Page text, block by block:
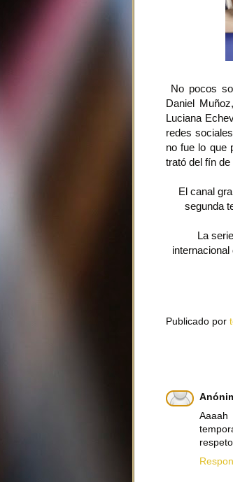
No pocos
Daniel
Luciana
redes
no fue lo que
trató del fín
El canal
segunda
La
Publicado por